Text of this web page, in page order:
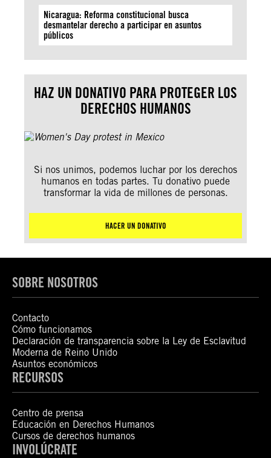
Nicaragua: Reforma constitucional busca
desmantelar derecho a participar en asuntos
públicos
HAZ UN DONATIVO PARA PROTEGER LOS
DERECHOS HUMANOS
Si nos unimos, podemos luchar por los derechos
humanos en todas partes. Tu donativo puede
transformar la vida de millones de personas.
HACER UN DONATIVO
SOBRE NOSOTROS
Contacto
Cómo funcionamos
Declaración de transparencia sobre la Ley de Esclavitud
Moderna de Reino Unido
Asuntos económicos
RECURSOS
Centro de prensa
Educación en Derechos Humanos
Cursos de derechos humanos
INVOLÚCRATE